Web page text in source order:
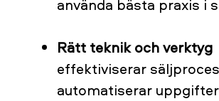
använda bästa praxis i
Rätt teknik och verktyg
effektiviserar
automatiserar